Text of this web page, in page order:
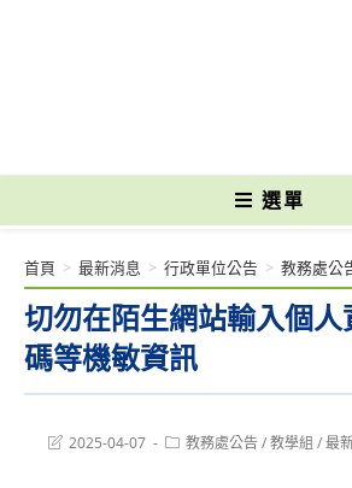
選單
切勿在陌生網站輸入個
碼等機敏資訊
首頁 > 最新消息 > 行政單位公告 > 教務處公
Post2025-04-07
Post教務處公告/教學組 /最